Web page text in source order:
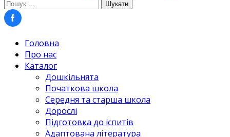
Пошук:
Головна
Про нас
Каталог
Дошкільнята
Початкова школа
Середня та старша школа
Дорослі
Підготовка до іспитів
Адаптована література